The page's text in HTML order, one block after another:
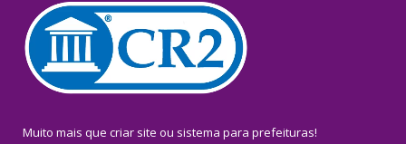
Muito mais que criar site ou sistema para prefeituras!